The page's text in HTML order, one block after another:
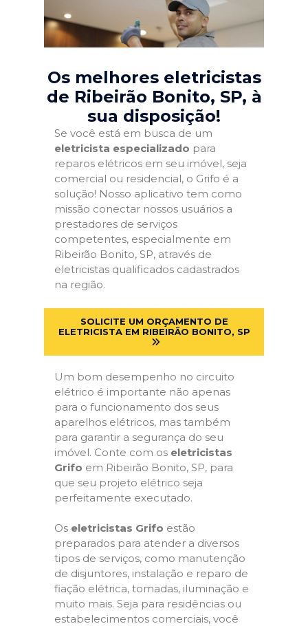
Os melhores eletricistas
de Ribeirão Bonito, SP, à
sua disposição!
Se você está em busca de um
eletricista especializado para
reparos elétricos em seu imóvel, seja
comercial ou residencial, o Grifo é a
solução! Nosso aplicativo tem como
missão conectar nossos usuários a
prestadores de serviços
competentes, especialmente em
Ribeirão Bonito, SP, através de
eletricistas qualificados cadastrados
na região.
SOLICITE UM ORÇAMENTO DE
ELETRICISTA EM RIBEIRÃO BONITO, SP
Um bom desempenho no circuito
elétrico é importante não apenas
para o funcionamento dos seus
aparelhos elétricos, mas também
para garantir a segurança do seu
imóvel. Conte com os eletricistas
Grifo em Ribeirão Bonito, SP, para
que seu projeto elétrico seja
perfeitamente executado.
Os eletricistas Grifo estão
preparados para atender a diversos
tipos de serviços, como manutenção
de disjuntores, instalação e reparo de
fiação elétrica, tomadas, iluminação e
muito mais. Seja para residências ou
estabelecimentos comerciais, você